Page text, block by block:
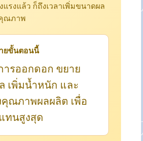
รงแล้ว ก็ถึงเวลาเพิ่มขนาดผล
ณภาพ
ยขั้นตอนนี้
ารออกดอก ขยาย
เพิ่มน้ำหนัก และ
คุณภาพผลผลิต เพื่อ
ทนสูงสุด